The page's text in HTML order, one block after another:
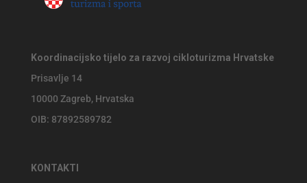
Koordinacijsko tijelo za razvoj cikloturizma Hrvatske
Prisavlje 14
10000 Zagreb, Hrvatska
OIB: 87892589782
KONTAKTI